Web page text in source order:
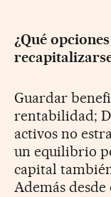
¿Qué
Guardar
rentabilidad;
activos no
un equilibrio
capital
Además